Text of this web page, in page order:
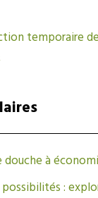
temporaire
à
: